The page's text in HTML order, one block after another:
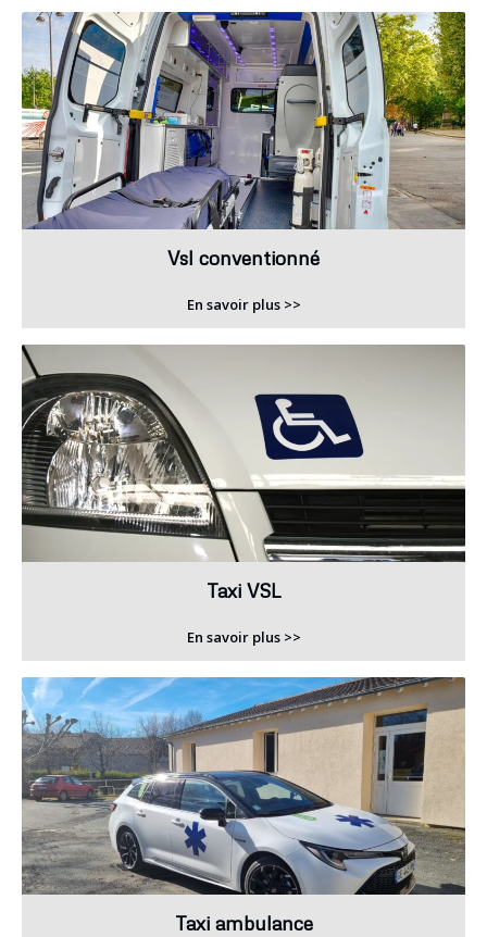
Vsl conventionné
En savoir plus >>
Taxi VSL
En savoir plus >>
Taxi ambulance